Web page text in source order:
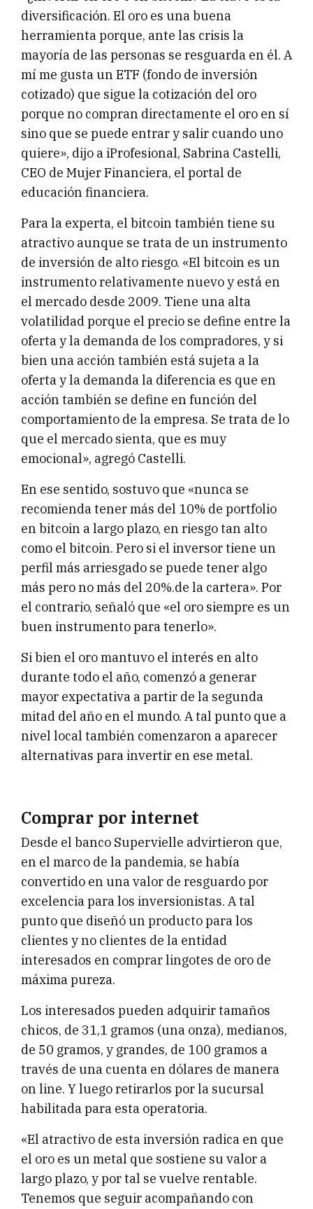
diversificación. El oro es una buena
herramienta porque, ante las crisis la
mayoría de las personas se resguarda en él. A
mí me gusta un ETF (fondo de inversión
cotizado) que sigue la cotización del oro
porque no compran directamente el oro en sí
sino que se puede entrar y salir cuando uno
quiere», dijo a iProfesional, Sabrina Castelli,
CEO de Mujer Financiera, el portal de
educación financiera.
Para la experta, el bitcoin también tiene su
atractivo aunque se trata de un instrumento
de inversión de alto riesgo. «El bitcoin es un
instrumento relativamente nuevo y está en
el mercado desde 2009. Tiene una alta
volatilidad porque el precio se define entre la
oferta y la demanda de los compradores, y si
bien una acción también está sujeta a la
oferta y la demanda la diferencia es que en
acción también se define en función del
comportamiento de la empresa. Se trata de lo
que el mercado sienta, que es muy
emocional», agregó Castelli.
En ese sentido, sostuvo que «nunca se
recomienda tener más del 10% de portfolio
en bitcoin a largo plazo, en riesgo tan alto
como el bitcoin. Pero si el inversor tiene un
perfil más arriesgado se puede tener algo
más pero no más del 20%.de la cartera». Por
el contrario, señaló que «el oro siempre es un
buen instrumento para tenerlo».
Si bien el oro mantuvo el interés en alto
durante todo el año, comenzó a generar
mayor expectativa a partir de la segunda
mitad del año en el mundo. A tal punto que a
nivel local también comenzaron a aparecer
alternativas para invertir en ese metal.
Comprar por internet
Desde el banco Supervielle advirtieron que,
en el marco de la pandemia, se había
convertido en una valor de resguardo por
excelencia para los inversionistas. A tal
punto que diseñó un producto para los
clientes y no clientes de la entidad
interesados en comprar lingotes de oro de
máxima pureza.
Los interesados pueden adquirir tamaños
chicos, de 31,1 gramos (una onza), medianos,
de 50 gramos, y grandes, de 100 gramos a
través de una cuenta en dólares de manera
on line. Y luego retirarlos por la sucursal
habilitada para esta operatoria.
«El atractivo de esta inversión radica en que
el oro es un metal que sostiene su valor a
largo plazo, y por tal se vuelve rentable.
Tenemos que seguir acompañando con